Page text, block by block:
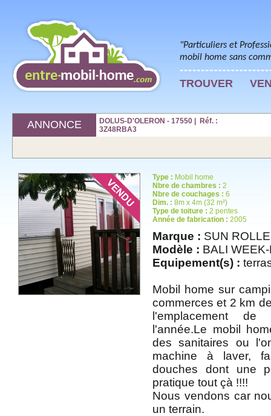
"Particuliers et
mobil home sans
TROUVER
ANNONCE
DOLUS-D'OLERON - 17550 | Réf. :
3Z48RBA3
Type : Mobil home
Nbre de chambres : 2
Nbre de couchages : 6
Dim. : 8m x 4m (32 m²)
Type de toiture : 2 pentes
Année de fabrication : 2005
Marque : SUN
Modèle : BALI
Equipement(s) :
Mobil home sur
commerces et 2 km
l'emplacement
l'année.Le mobil
des sanitaires ou
machine à laver,
douches dont une
pratique tout çà !!!!
Nous vendons car
un terrain.